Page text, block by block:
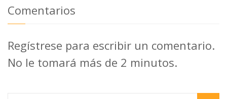
Comentarios
Regístrese para escribir un comentario.
No le tomará más de 2 minutos.